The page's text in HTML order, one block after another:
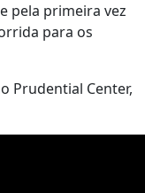
pela primeira vez
para os
Prudential Center,